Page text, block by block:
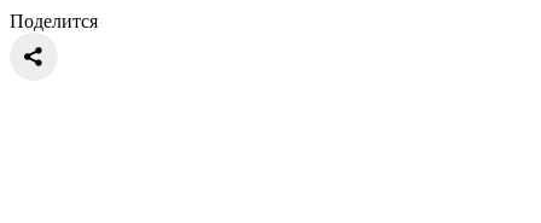
Поделится